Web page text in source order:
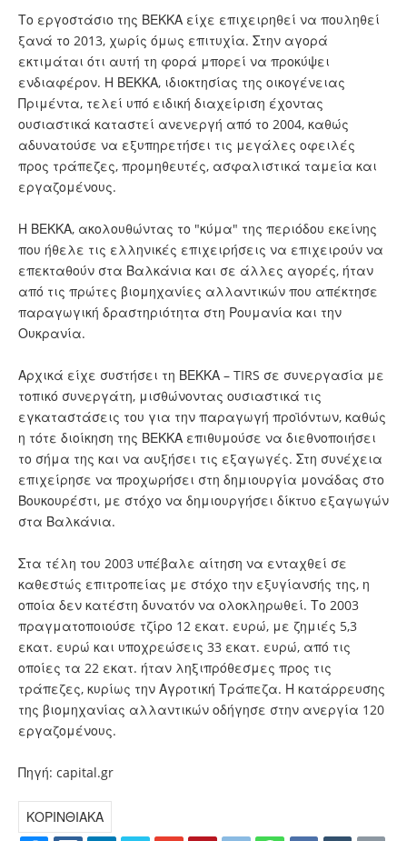
Το εργοστάσιο της ΒΕΚΚΑ είχε επιχειρηθεί να πουληθεί
ξανά το 2013, χωρίς όμως επιτυχία. Στην αγορά
εκτιμάται ότι αυτή τη φορά μπορεί να προκύψει
ενδιαφέρον. Η ΒΕΚΚΑ, ιδιοκτησίας της οικογένειας
Πριμέντα, τελεί υπό ειδική διαχείριση έχοντας
ουσιαστικά καταστεί ανενεργή από το 2004, καθώς
αδυνατούσε να εξυπηρετήσει τις μεγάλες οφειλές
προς τράπεζες, προμηθευτές, ασφαλιστικά ταμεία και
εργαζομένους.
Η ΒΕΚΚΑ, ακολουθώντας το "κύμα" της περιόδου εκείνης
που ήθελε τις ελληνικές επιχειρήσεις να επιχειρούν να
επεκταθούν στα Βαλκάνια και σε άλλες αγορές, ήταν
από τις πρώτες βιομηχανίες αλλαντικών που απέκτησε
παραγωγική δραστηριότητα στη Ρουμανία και την
Ουκρανία.
Αρχικά είχε συστήσει τη ΒΕΚΚΑ – TIRS σε συνεργασία με
τοπικό συνεργάτη, μισθώνοντας ουσιαστικά τις
εγκαταστάσεις του για την παραγωγή προϊόντων, καθώς
η τότε διοίκηση της ΒΕΚΚΑ επιθυμούσε να διεθνοποιήσει
το σήμα της και να αυξήσει τις εξαγωγές. Στη συνέχεια
επιχείρησε να προχωρήσει στη δημιουργία μονάδας στο
Βουκουρέστι, με στόχο να δημιουργήσει δίκτυο εξαγωγών
στα Βαλκάνια.
Στα τέλη του 2003 υπέβαλε αίτηση να ενταχθεί σε
καθεστώς επιτροπείας με στόχο την εξυγίανσής της, η
οποία δεν κατέστη δυνατόν να ολοκληρωθεί. Το 2003
πραγματοποιούσε τζίρο 12 εκατ. ευρώ, με ζημιές 5,3
εκατ. ευρώ και υποχρεώσεις 33 εκατ. ευρώ, από τις
οποίες τα 22 εκατ. ήταν ληξιπρόθεσμες προς τις
τράπεζες, κυρίως την Αγροτική Τράπεζα. Η κατάρρευσης
της βιομηχανίας αλλαντικών οδήγησε στην ανεργία 120
εργαζομένους.
Πηγή: capital.gr
ΚΟΡΙΝΘΙΑΚΑ